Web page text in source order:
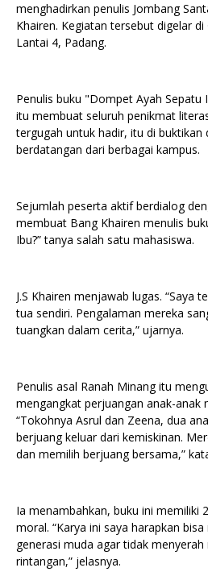
menghadirkan penulis Jombang
Khairen. Kegiatan tersebut digelar
Lantai 4, Padang.
Penulis buku "Dompet Ayah Sepatu
itu membuat seluruh penikmat
tergugah untuk hadir, itu di buktikan
berdatangan dari berbagai kampus.
Sejumlah peserta aktif berdialog
membuat Bang Khairen menulis
Ibu?” tanya salah satu mahasiswa.
J.S Khairen menjawab lugas. “Saya
tua sendiri. Pengalaman mereka
tuangkan dalam cerita,” ujarnya.
Penulis asal Ranah Minang itu
mengangkat perjuangan anak-anak
“Tokohnya Asrul dan Zeena, dua
berjuang keluar dari kemiskinan.
dan memilih berjuang bersama,”
Ia menambahkan, buku ini memiliki
moral. “Karya ini saya harapkan
generasi muda agar tidak menyerah
rintangan,” jelasnya.